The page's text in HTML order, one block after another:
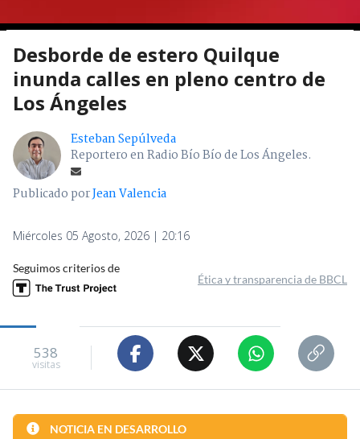
Desborde de estero Quilque
inunda calles en pleno centro de
Los Ángeles
Esteban Sepúlveda
Reportero en Radio Bío Bío de Los Ángeles.
Publicado porJean Valencia
Miércoles 05 Agosto, 2026 | 20:16
Seguimos criterios de
Ética y transparencia de BBCL
538
visitas
NOTICIA EN DESARROLLO